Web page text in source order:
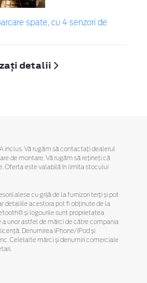
spate, cu 4 senzori de
detalii
inclus. Vă rugăm să contactaţi dealerul
de montare. Vă rugăm să reţineţi că
Oferta este valabilă în limita stocului
alese cu grijă de la furnizori terți și pot
detaliile acestora pot fi obținute de la
și logourile sunt proprietatea
a unor astfel de mărci de către compania
Denumirea iPhone/iPod și
Celelalte mărci și denumiri comerciale